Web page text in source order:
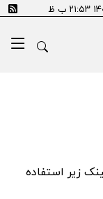
error:SSL
زیر استفاده